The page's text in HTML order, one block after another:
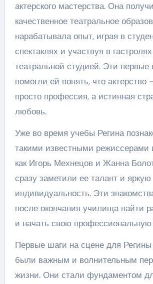
актерского мастерства. Она
качественное театральное
нарабатывала опыт, играя в
спектаклях и участвуя в
театральной студией. Эти первые
помогли ей понять, что актерство
просто профессия, а истинная
любовь.
Уже во время учебы Регина
такими известными режиссерами
как Игорь Мехнецов и Жанна
сразу заметили ее талант и яркую
индивидуальность. Эти
после окончания училища найти
и начать свою профессиональную
Первые шаги на сцене для Регины
были важным и волнительным
жизни. Они стали фундаментом